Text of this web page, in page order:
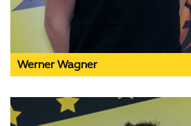
Werner Wagner